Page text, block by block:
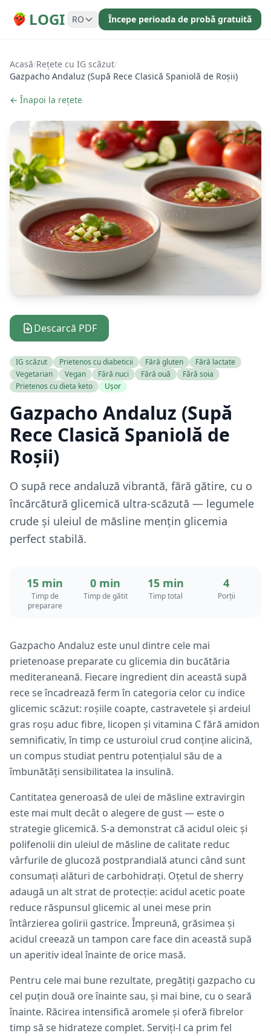
LOGI RO Începe perioada de probă gratuită
Acasă/Rețete cu IG scăzut/
Gazpacho Andaluz (Supă Rece Clasică Spaniolă de Roșii)
← Înapoi la rețete
Descarcă PDF
IG scăzut Prietenos cu diabeticii Fără gluten
Fără lactate
Vegetarian
Vegan Fără nuci Fără ouă
Fără soia
Prietenos cu dieta keto
Ușor
Gazpacho Andaluz (Supă
Rece Clasică Spaniolă de
Roșii)
O supă rece andaluză vibrantă, fără gătire, cu o
încărcătură glicemică ultra-scăzută — legumele
crude și uleiul de măsline mențin glicemia
perfect stabilă.
15 min
Timp de
preparare
0 min
Timp de gătit
15 min
Timp total
4
Porții
Gazpacho Andaluz este unul dintre cele mai
prietenoase preparate cu glicemia din bucătăria
mediteraneană. Fiecare ingredient din această supă
rece se încadrează ferm în categoria celor cu indice
glicemic scăzut: roșiile coapte, castravetele și ardeiul
gras roșu aduc fibre, licopen și vitamina C fără amidon
semnificativ, în timp ce usturoiul crud conține alicină,
un compus studiat pentru potențialul său de a
îmbunătăți sensibilitatea la insulină.
Cantitatea generoasă de ulei de măsline extravirgin
este mai mult decât o alegere de gust — este o
strategie glicemică. S-a demonstrat că acidul oleic și
polifenolii din uleiul de măsline de calitate reduc
vârfurile de glucoză postprandială atunci când sunt
consumați alături de carbohidrați. Oțetul de sherry
adaugă un alt strat de protecție: acidul acetic poate
reduce răspunsul glicemic al unei mese prin
întârzierea golirii gastrice. Împreună, grăsimea și
acidul creează un tampon care face din această supă
un aperitiv ideal înainte de orice masă.
Pentru cele mai bune rezultate, pregătiți gazpacho cu
cel puțin două ore înainte sau, și mai bine, cu o seară
înainte. Răcirea intensifică aromele și oferă fibrelor
timp să se hidrateze complet. Serviți-l ca prim fel